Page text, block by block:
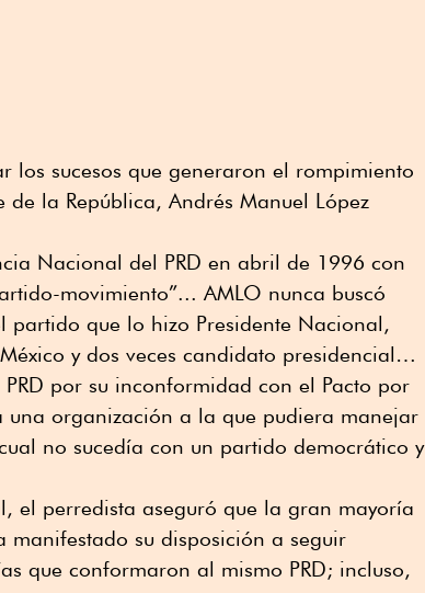
los sucesos que generaron el rompimiento
la República, Andrés Manuel López
Nacional del PRD en abril de 1996 con
movimiento”... AMLO nunca buscó
partido que lo hizo Presidente Nacional,
y dos veces candidato presidencial…
por su inconformidad con el Pacto por
una organización a la que pudiera manejar
no sucedía con un partido democrático y
el perredista aseguró que la gran mayoría
su disposición a seguir
que conformaron al mismo PRD; incluso,